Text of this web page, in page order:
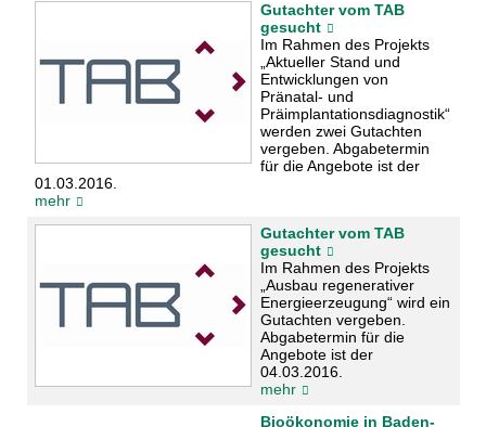
Gutachter vom TAB
gesucht
Im Rahmen des Projekts
„Aktueller Stand und
Entwicklungen von
Pränatal- und
Präimplantationsdiagnostik“
werden zwei Gutachten
vergeben. Abgabetermin
für die Angebote ist der
01.03.2016.
mehr
Gutachter vom TAB
gesucht
Im Rahmen des Projekts
„Ausbau regenerativer
Energieerzeugung“ wird ein
Gutachten vergeben.
Abgabetermin für die
Angebote ist der
04.03.2016.
mehr
Bioökonomie in Baden-